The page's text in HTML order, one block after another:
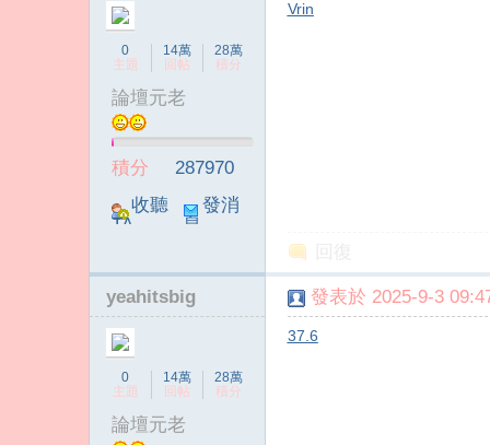
0
主題
14萬
回帖
28萬
積分
論壇元老
積分
287970
收聽
TA
發消
息
Vrin
yeahitsbig
0
主題
14萬
回帖
28萬
積分
論壇元老
發表於 2025-9-3
37.6